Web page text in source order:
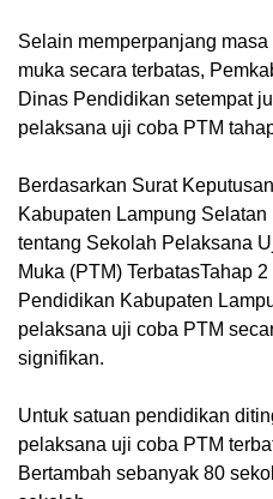
Selain memperpanjang
muka secara terbatas,
Dinas Pendidikan setempat
pelaksana uji coba PTM
Berdasarkan Surat
Kabupaten Lampung
tentang Sekolah Pelaksana
Muka (PTM) TerbatasTahap
Pendidikan Kabupaten
pelaksana uji coba PTM
signifikan.
Untuk satuan pendidikan
pelaksana uji coba PTM
Bertambah sebanyak 80